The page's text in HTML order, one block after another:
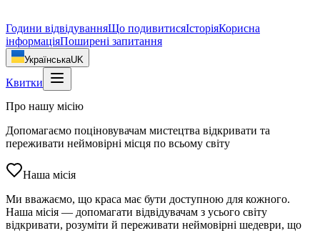
Години відвідуванняЩо подивитисяІсторіяКорисна
інформаціяПоширені запитання
УкраїнськаUK
Квитки
Про нашу місію
Допомагаємо поціновувачам мистецтва відкривати та
переживати неймовірні місця по всьому світу
Наша місія
Ми вважаємо, що краса має бути доступною для кожного.
Наша місія — допомагати відвідувачам з усього світу
відкривати, розуміти й переживати неймовірні шедеври, що